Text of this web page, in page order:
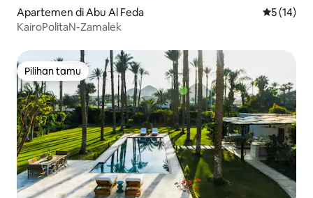
Apartemen di Abu Al Feda Nilai rata-
5 (14)
KairoPolitaN-Zamalek
Pilihan tamu
Pilihan tamu